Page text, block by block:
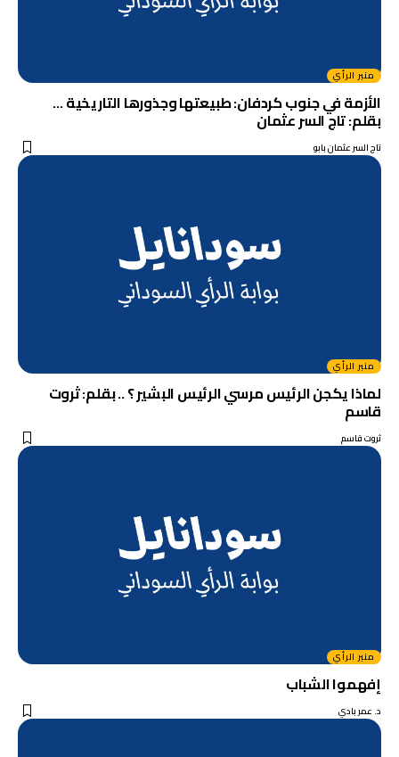
منبر الرأي
الأزمة في جنوب كردفان: طبيعتها وجذورها التاريخية …
بقلم: تاج السر عثمان
تاج السر عثمان بابو
منبر الرأي
لماذا يكجن الرئيس مرسي الرئيس البشير ؟ .. بقلم: ثروت
قاسم
ثروت قاسم
منبر الرأي
إفهموا الشباب
د. عمر بادي